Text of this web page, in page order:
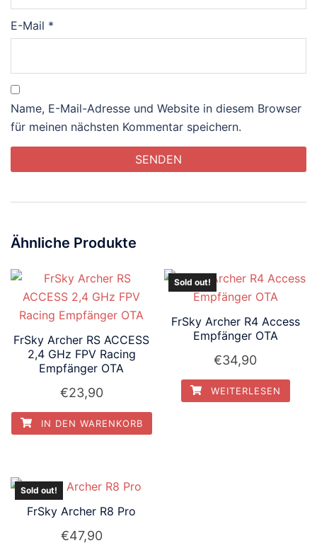
E-Mail *
Name, E-Mail-Adresse und Website in diesem Browser
für meinen nächsten Kommentar speichern.
Ähnliche Produkte
FrSky Archer RS ACCESS
2,4 GHz FPV Racing
Empfänger OTA
€23,90
IN DEN WARENKORB
Sold out!
FrSky Archer R4 Access
Empfänger OTA
€34,90
WEITERLESEN
Sold out!
FrSky Archer R8 Pro
€47,90